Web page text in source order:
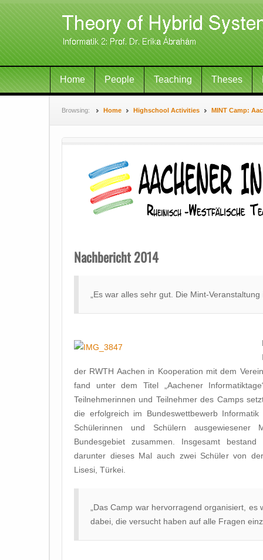
Home People Teaching Theses
Browsing: Home Highschool Activities MINT Camp:
Nachbericht 2014
„Es war alles sehr gut. Die Mint-
der RWTH Aachen in Kooperation mit dem
fand unter dem Titel „Aachener
Teilnehmerinnen und Teilnehmer des Camps
die erfolgreich im Bundeswettbewerb
Schülerinnen und Schülern ausgewiesener
Bundesgebiet zusammen. Insgesamt
darunter dieses Mal auch zwei Schüler von
Lisesi, Türkei.
„Das Camp war hervorragend organisiert,
dabei, die versucht haben auf alle Fragen